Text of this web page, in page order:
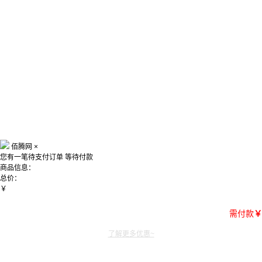
佰腾网 ×
您有一笔待支付订单 等待付款
商品信息：
总价：
￥
需付款￥
了解更多优惠~